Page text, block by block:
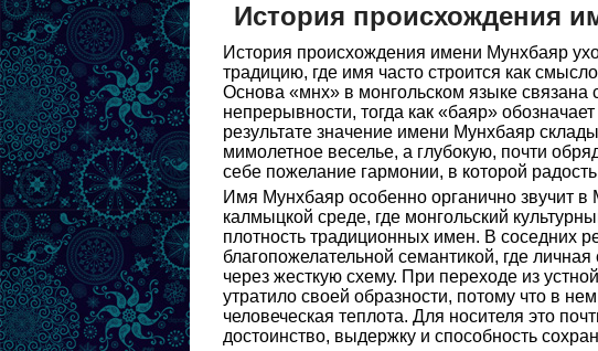
История происхождения
История происхождения имени Мунхбаяр
традицию, где имя часто строится как
Основа «мнх» в монгольском языке связана
непрерывности, тогда как «баяр»
результате значение имени Мунхбаяр
мимолетное веселье, а глубокую, почти
себе пожелание гармонии, в которой
Имя Мунхбаяр особенно органично звучит в
калмыцкой среде, где монгольский
плотность традиционных имен. В соседних
благопожелательной семантикой, где
через жесткую схему. При переходе из
утратило своей образности, потому что в
человеческая теплота. Для носителя это
достоинство, выдержку и способность